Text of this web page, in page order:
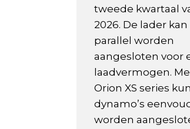
tweede kwartaal
2026. De lader kan
parallel worden
aangesloten voor
laadvermogen.
Orion XS series
dynamo’s
worden